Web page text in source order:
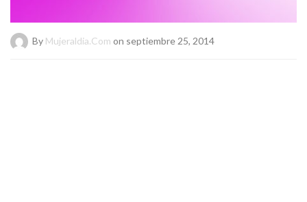
By Mujeraldia.com on septiembre 25, 2014